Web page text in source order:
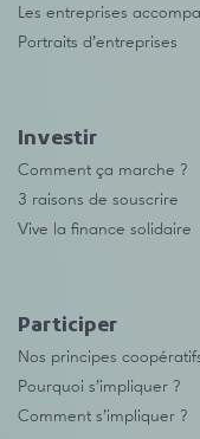
Les entreprises
Portraits d’entreprises
Investir
Comment ça marche ?
3 raisons de souscrire
Vive la finance solidaire
Participer
Nos principes
Pourquoi s’impliquer ?
Comment s’impliquer ?